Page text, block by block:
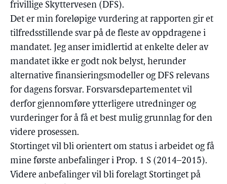
frivillige Skyttervesen (DFS).
Det er min foreløpige vurdering at rapporten gir et
tilfredsstillende svar på de fleste av oppdragene i
mandatet. Jeg anser imidlertid at enkelte deler av
mandatet ikke er godt nok belyst, herunder
alternative finansieringsmodeller og DFS relevans
for dagens forsvar. Forsvarsdepartementet vil
derfor gjennomføre ytterligere utredninger og
vurderinger for å få et best mulig grunnlag for den
videre prosessen.
Stortinget vil bli orientert om status i arbeidet og få
mine første anbefalinger i Prop. 1 S (2014–2015).
Videre anbefalinger vil bli forelagt Stortinget på